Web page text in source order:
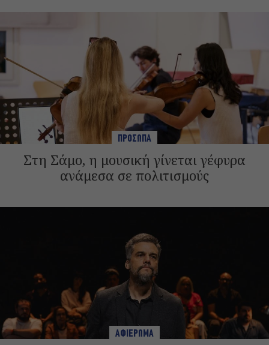
ΠΡΟΣΩΠΑ
Στη Σάμο, η μουσική γίνεται γέφυρα
ανάμεσα σε πολιτισμούς
ΑΦΙΕΡΩΜΑ